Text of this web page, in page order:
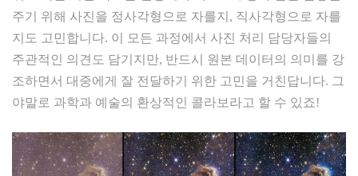
주기 위해 사진을 정사각형으로 자를지, 직사각형으로 자를
지도 고민합니다. 이 모든 과정에서 사진 처리 담당자들의
주관적인 의견도 담기지만, 반드시 원본 데이터의 의미를 강
조하면서 대중에게 잘 전달하기 위한 고민을 거친답니다. 그
야말로 과학과 예술의 환상적인 콜라보라고 할 수 있죠!